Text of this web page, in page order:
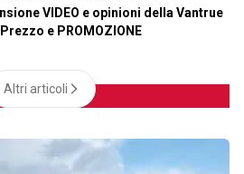
VIDEO e opinioni della Vantrue
Prezzo e PROMOZIONE
Altri articoli